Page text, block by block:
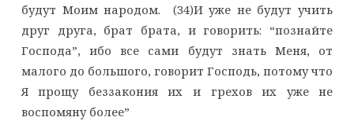
будут Моим народом. (34)И уже не будут учить
друг друга, брат брата, и говорить: “познайте
Господа”, ибо все сами будут знать Меня, от
малого до большого, говорит Господь, потому что
Я прощу беззакония их и грехов их уже не
воспомяну более”